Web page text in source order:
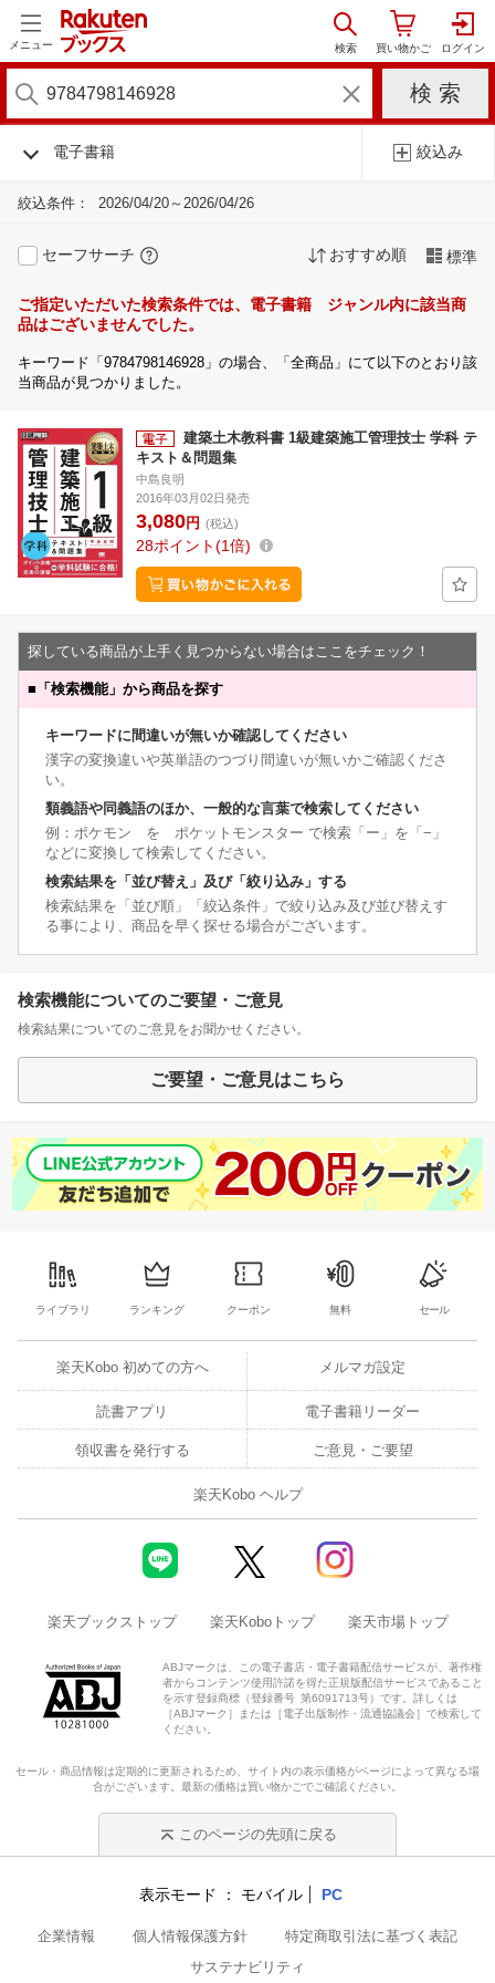
メニュー
電子書籍 絞込み
絞込条件： 2026/04/20～2026/04/26
セーフサーチ おすすめ順 標準
ご指定いただいた検索条件では、電子書籍 ジャンル内に該当商
品はございませんでした。
キーワード「9784798146928」の場合、「全商品」にて以下のとおり該
当商品が見つかりました。
建築土木教科書 1級建築施工管理技士 学科 テ
キスト＆問題集
中島良明
2016年03月02日発売
3,080円 (税込)
28ポイント 1倍
探している商品が上手く見つからない場合はここをチェック！
■ 「検索機能」から商品を探す
キーワードに間違いが無いか確認してください
漢字の変換違いや英単語のつづり間違いが無いかご確認くださ
い。
類義語や同義語のほか、一般的な言葉で検索してください
例：ポケモン を ポケットモンスター で検索「ー」を「−」
などに変換して検索してください。
検索結果を「並び替え」及び「絞り込み」する
検索結果を「並び順」「絞込条件」で絞り込み及び並び替えす
る事により、商品を早く探せる場合がございます。
検索機能についてのご要望・ご意見
検索結果についてのご意見をお聞かせください。
ご要望・ご意見はこちら
ライブラリ ランキング クーポン 無料 セール
楽天Kobo 初めての方へ メルマガ設定
読書アプリ 電子書籍リーダー
領収書を発行する ご意見・ご要望
楽天Kobo ヘルプ
楽天ブックストップ 楽天Koboトップ 楽天市場トップ
ABJマークは、この電子書店・電子書籍配信サービスが、著作権
者からコンテンツ使用許諾を得た正規版配信サービスであること
を示す登録商標（登録番号 第6091713号）です。詳しくは
［ABJマーク］または［電子出版制作・流通協議会］で検索して
ください。
セール・商品情報は定期的に更新されるため、サイト内の表示価格がページによって異なる場
合がございます。最新の価格は買い物かごでご確認ください。
このページの先頭に戻る
表示モード モバイル PC
企業情報 個人情報保護方針
特定商取引法に基づく表記
サステナビリティ